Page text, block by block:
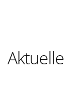
Aktuelle